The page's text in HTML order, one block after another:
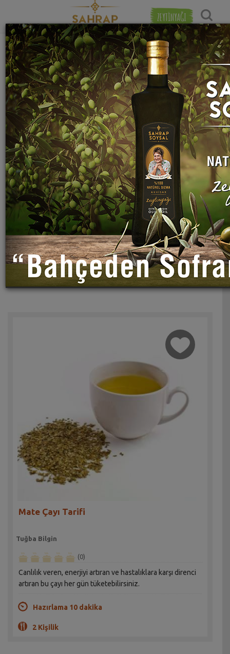
ZEYTİNYAĞI
"mate" etiketiyle eşleşen (1) tarif bulundu. Popülerlik
Mate Çayı Tarifi
Tuğba Bilgin
(0)
Canlılık veren, enerjiyi artıran ve hastalıklara karşı direnci
artıran bu çayı her gün tüketebilirsiniz.
Hazırlama 10 dakika
2 Kişilik